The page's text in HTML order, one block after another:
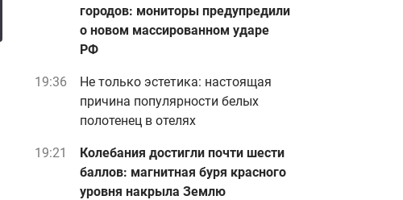
городов: мониторы предупредили
о новом массированном ударе
РФ
19:36
Не только эстетика: настоящая
причина популярности белых
полотенец в отелях
19:21
Колебания достигли почти шести
баллов: магнитная буря красного
уровня накрыла Землю